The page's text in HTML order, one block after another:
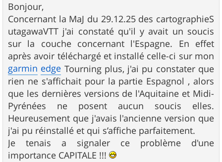
s
s
a
g
e
Bonjour,
Concernant la MaJ du 29.12.25 des cartographieS
utagawaVTT j'ai constaté qu'il y avait un soucis
sur la couche concernant l'Espagne. En effet
après avoir téléchargé et installé celle-ci sur mon
garmin edge Tourning plus, j'ai pu constater que
rien ne s'affichait pour la partie Espagnol , alors
que les dernières versions de l'Aquitaine et Midi-
Pyrénées ne posent aucun soucis elles.
Heureusement que j'avais l'ancienne version que
j'ai pu réinstallé et qui s’affiche parfaitement.
Je tenais a signaler ce problème d'une
importance CAPITALE !!!